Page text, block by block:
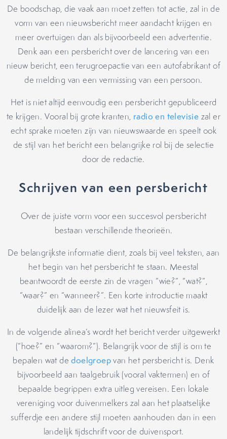
De boodschap, die vaak aan moet zetten tot actie, zal in de
vorm van een nieuwsbericht meer aandacht krijgen en
meer overtuigen dan als bijvoorbeeld een advertentie.
Denk aan een persbericht over de lancering van een
nieuw bericht, een terugroepactie van een autofabrikant of
de melding van een vermissing van een persoon.
Het is niet altijd eenvoudig een persbericht gepubliceerd
te krijgen. Vooral bij grote kranten, radio en televisie zal er
echt sprake moeten zijn van nieuwswaarde en speelt ook
de stijl van het bericht een belangrijke rol bij de selectie
door de redactie.
Schrijven van een persbericht
Over de juiste vorm voor een succesvol persbericht
bestaan verschillende theorieën.
De belangrijkste informatie dient, zoals bij veel teksten, aan
het begin van het persbericht te staan. Meestal
beantwoordt de eerste zin de vragen “wie?”, “wat?”,
“waar?” en “wanneer?”. Een korte introductie maakt
duidelijk aan de lezer wat het nieuwsfeit is.
In de volgende alinea’s wordt het bericht verder uitgewerkt
(“hoe?” en “waarom?”). Belangrijk voor de stijl is om te
bepalen wat dedoelgroepvan het persbericht is. Denk
bijvoorbeeld aan taalgebruik (vooral vaktermen) en of
bepaalde begrippen extra uitleg vereisen. Een lokale
vereniging voor duivenmelkers zal aan het plaatselijke
sufferdje een andere stijl moeten aanhouden dan in een
landelijk tijdschrift voor de duivensport.